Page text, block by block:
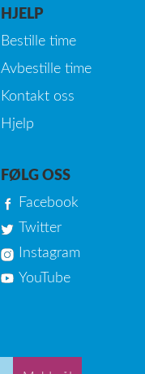
HJELP
Bestille time
Avbestille time
Kontakt oss
Hjelp
FØLG OSS
Facebook
Twitter
Instagram
YouTube